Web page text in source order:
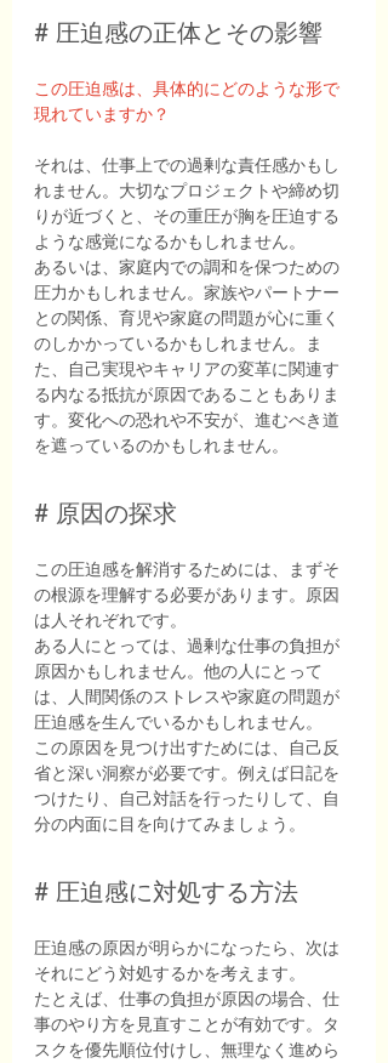
# 圧迫感の正体とその影響
この圧迫感は、具体的にどのような形で
現れていますか？
それは、仕事上での過剰な責任感かもし
れません。大切なプロジェクトや締め切
りが近づくと、その重圧が胸を圧迫する
ような感覚になるかもしれません。
あるいは、家庭内での調和を保つための
圧力かもしれません。家族やパートナー
との関係、育児や家庭の問題が心に重く
のしかかっているかもしれません。ま
た、自己実現やキャリアの変革に関連す
る内なる抵抗が原因であることもありま
す。変化への恐れや不安が、進むべき道
を遮っているのかもしれません。
# 原因の探求
この圧迫感を解消するためには、まずそ
の根源を理解する必要があります。原因
は人それぞれです。
ある人にとっては、過剰な仕事の負担が
原因かもしれません。他の人にとって
は、人間関係のストレスや家庭の問題が
圧迫感を生んでいるかもしれません。
この原因を見つけ出すためには、自己反
省と深い洞察が必要です。例えば日記を
つけたり、自己対話を行ったりして、自
分の内面に目を向けてみましょう。
# 圧迫感に対処する方法
圧迫感の原因が明らかになったら、次は
それにどう対処するかを考えます。
たとえば、仕事の負担が原因の場合、仕
事のやり方を見直すことが有効です。タ
スクを優先順位付けし、無理なく進めら